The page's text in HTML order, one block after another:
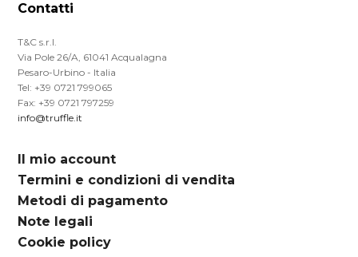
Contatti
T&C s.r.l.
Via Pole 26/A, 61041 Acqualagna
Pesaro-Urbino - Italia
Tel: +39 0721 799065
Fax: +39 0721 797259
info@truffle.it
Il mio account
Termini e condizioni di vendita
Metodi di pagamento
Note legali
Cookie policy